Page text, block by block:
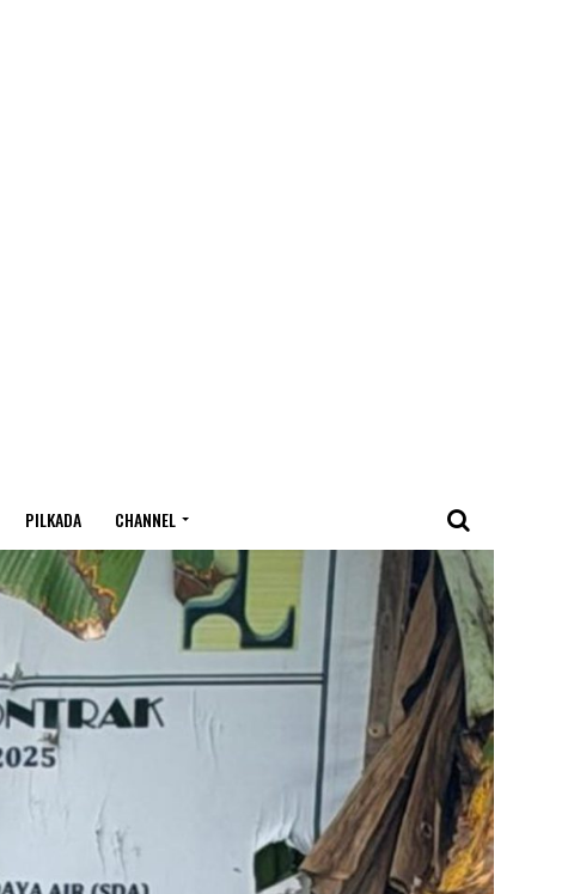
PILKADA CHANNEL